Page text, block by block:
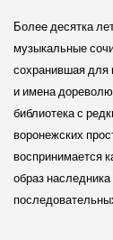
Более десятка
музыкальные
сохранившая для
и имена
библиотека с
воронежских
воспринимается
образ